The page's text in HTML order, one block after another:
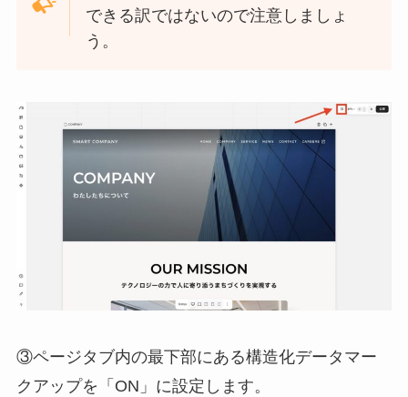
できる訳ではないので注意しましょ
う。
③ページタブ内の最下部にある構造化データマー
クアップを「ON」に設定します。